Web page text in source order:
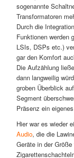
sogenannte
Transformatoren
Durch die
Funktionen werden
LSIs, DSPs etc.)
gar den Komfort
Die Aufzählung
dann langweilig
groben Überblick
Segment
Präsenz ein
Hier war es wieder
Audio, die die
Geräte in der